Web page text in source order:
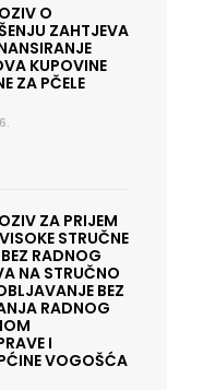
O
ZAHTJEVA
KUPOVINE
ZA PČELE
ZA PRIJEM
STRUČNE
BEZ RADNOG
NA STRUČNO
BEZ
RADNOG
I
VOGOŠĆA